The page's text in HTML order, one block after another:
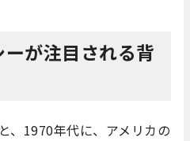
が注目される背
、1970年代に、アメリカの